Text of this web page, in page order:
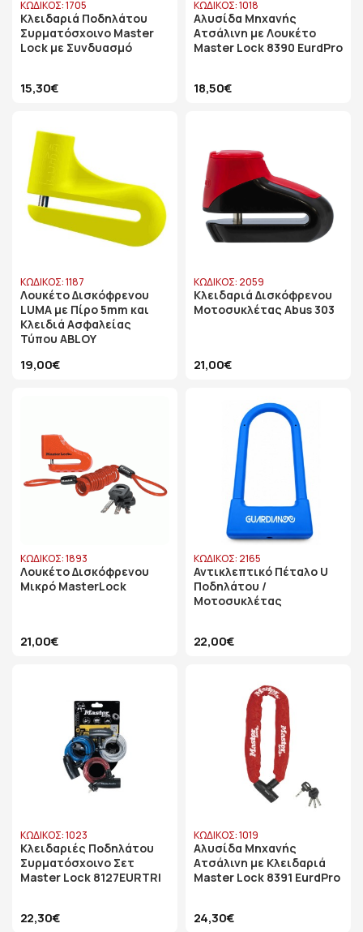
ΚΩΔΙΚΟΣ: 1705
Κλειδαριά Ποδηλάτου
Συρματόσχοινο Master
Lock με Συνδυασμό
15,30€
ΚΩΔΙΚΟΣ: 1018
Αλυσίδα Μηχανής
Ατσάλινη με Λουκέτο
Master Lock 8390 EurdPro
18,50€
ΚΩΔΙΚΟΣ: 1187
Λουκέτο Δισκόφρενου
LUMA με Πίρο 5mm και
Κλειδιά Ασφαλείας
Τύπου ABLOY
19,00€
ΚΩΔΙΚΟΣ: 2059
Κλειδαριά Δισκόφρενου
Μοτοσυκλέτας Abus 303
21,00€
ΚΩΔΙΚΟΣ: 1893
Λουκέτο Δισκόφρενου
Μικρό MasterLock
21,00€
ΚΩΔΙΚΟΣ: 2165
Αντικλεπτικό Πέταλο U
Ποδηλάτου /
Μοτοσυκλέτας
22,00€
ΚΩΔΙΚΟΣ: 1023
Κλειδαριές Ποδηλάτου
Συρματόσχοινο Σετ
Master Lock 8127EURTRI
22,30€
ΚΩΔΙΚΟΣ: 1019
Αλυσίδα Μηχανής
Ατσάλινη με Κλειδαριά
Master Lock 8391 EurdPro
24,30€